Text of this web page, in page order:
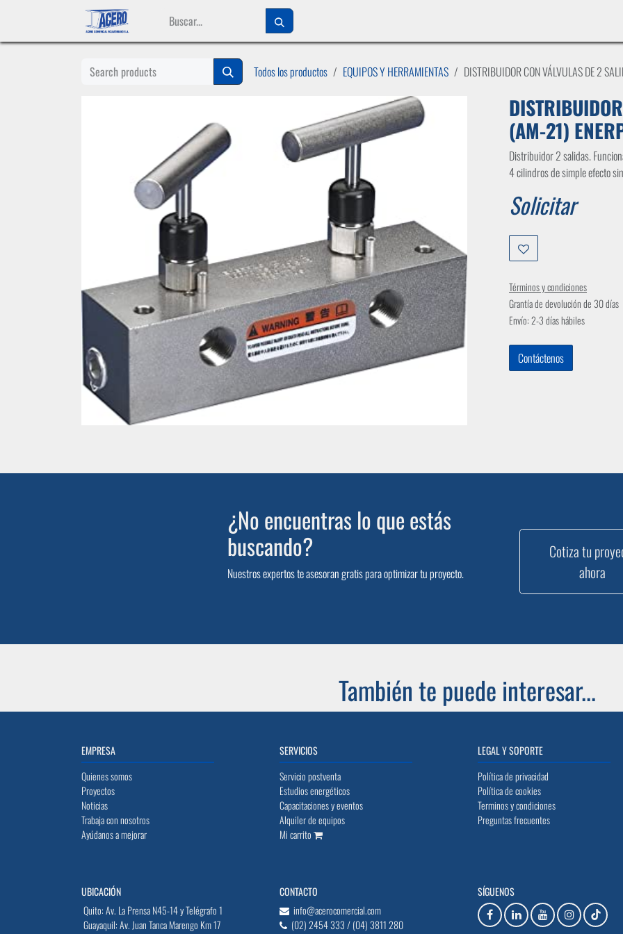
Todos los productos EQUIPOS Y HERRAMIENTAS DISTRIBUIDOR CON VÁLVULAS DE 2
(AM-21)
Distribuidor 2 salidas.
4 cilindros de simple efecto
Solicitar
Términos y condiciones
Grantía de devolución de 30 días
Envío: 2-3 días hábiles
Contáctenos
¿No encuentras lo que estás
buscando?
Nuestros expertos te asesoran gratis para optimizar tu proyecto.
Cotiza tu
ahora
También te puede interesar...
EMPRESA
Quienes somos
Proyectos
Noticias
Trabaja con nosotros
Ayúdanos a mejorar
SERVICIOS
Servicio postventa
Estudios energéticos
Capacitaciones y eventos
Alquiler de equipos
Mi carrito
LEGAL Y SOPORTE
Política de privacidad
Política de cookies
Terminos y condiciones
Preguntas frecuentes
UBICACIÓN
Quito: Av. La Prensa N45-14 y Telégrafo 1
Guayaquil: Av. Juan Tanca Marengo Km 17
CONTACTO
info@acerocomercial.com
(02) 2454 333 / (04) 3811 280
SÍGUENOS